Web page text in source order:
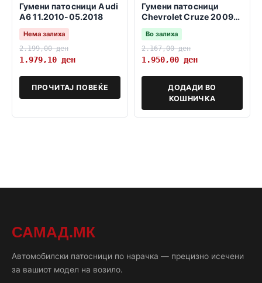
Гумени патосници Audi
A6 11.2010-05.2018
Нема залиха
2.199,00ден
1.979,10 ден
ПРОЧИТАЈ ПОВЕЌЕ
Гумени патосници
Chevrolet Cruze 2009-
2016
Во залиха
2.167,00ден
1.950,00 ден
ДОДАДИ ВО
КОШНИЧКА
САМАД.МК
Автомобилски патосници по нарачка — прецизно исечени
за вашиот модел на возило.